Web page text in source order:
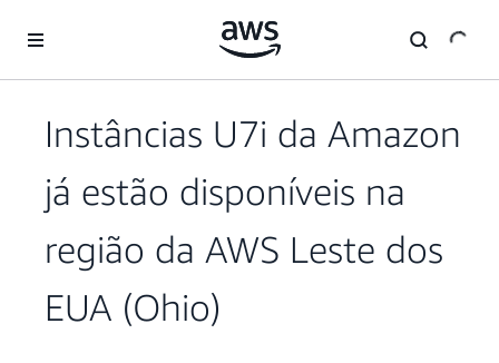
Pular para o conteúdo principal
Instâncias U7i da Amazon
já estão disponíveis na
região da AWS Leste dos
EUA (Ohio)